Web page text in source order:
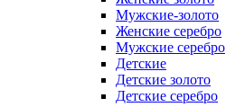
Мужские-золото
Женские серебро
Мужские серебро
Детские
Детские золото
Детские серебро